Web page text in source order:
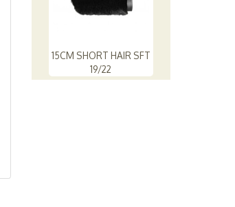
15CM SHORT HAIR SFT
19/22